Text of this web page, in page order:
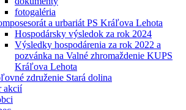
fotogaléria
a urbariát PS Kráľova Lehota
Hospodársky výsledok za rok 2024
Výsledky hospodárenia za rok 2022 a
pozvánka na Valné zhromaždenie KUPS
Kráľova Lehota
združenie Stará dolina
akcií